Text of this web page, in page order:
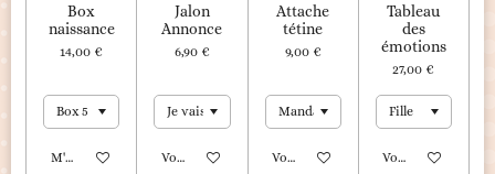
Box
naissance
14,00 €
M'avertir si disponible
Jalon
Annonce
6,90 €
Voir les détails
Attache
tétine
9,00 €
Voir les détails
Tableau
des
émotions
27,00 €
Voir les détails